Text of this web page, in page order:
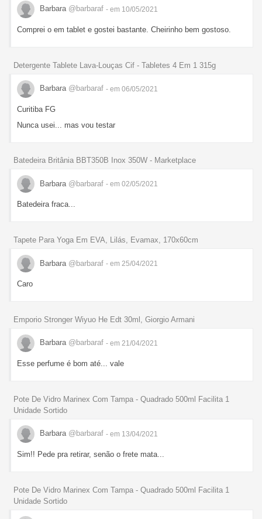
Barbara @barbaraf - em 10/05/2021
Comprei o em tablet e gostei bastante. Cheirinho bem gostoso.
Detergente Tablete Lava-Louças Cif - Tabletes 4 Em 1 315g
Barbara @barbaraf - em 06/05/2021
Curitiba FG
Nunca usei... mas vou testar
Batedeira Britânia BBT350B Inox 350W - Marketplace
Barbara @barbaraf - em 02/05/2021
Batedeira fraca...
Tapete Para Yoga Em EVA, Lilás, Evamax, 170x60cm
Barbara @barbaraf - em 25/04/2021
Caro
Emporio Stronger Wiyuo He Edt 30ml, Giorgio Armani
Barbara @barbaraf - em 21/04/2021
Esse perfume é bom até... vale
Pote De Vidro Marinex Com Tampa - Quadrado 500ml Facilita 1
Unidade Sortido
Barbara @barbaraf - em 13/04/2021
Sim!! Pede pra retirar, senão o frete mata...
Pote De Vidro Marinex Com Tampa - Quadrado 500ml Facilita 1
Unidade Sortido